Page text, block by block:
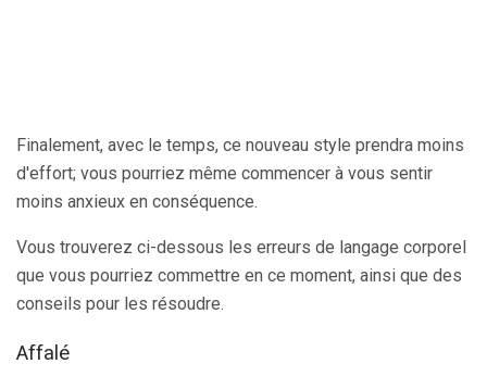
Finalement, avec le temps, ce nouveau style prendra moins
d'effort; vous pourriez même commencer à vous sentir
moins anxieux en conséquence.
Vous trouverez ci-dessous les erreurs de langage corporel
que vous pourriez commettre en ce moment, ainsi que des
conseils pour les résoudre.
Affalé